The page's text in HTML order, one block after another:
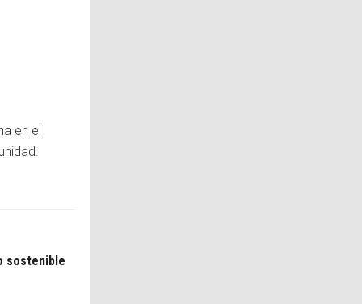
en el
sostenible